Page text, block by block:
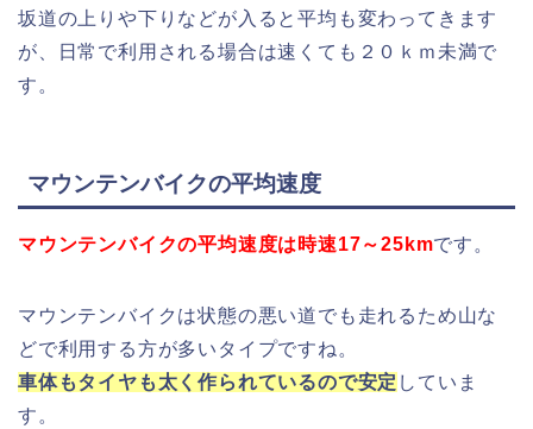
坂道の上りや下りなどが入ると平均も変わってきます
が、日常で利用される場合は速くても２０ｋｍ未満で
す。
マウンテンバイクの平均速度
マウンテンバイクの平均速度は時速17～25kmです。
マウンテンバイクは状態の悪い道でも走れるため山な
どで利用する方が多いタイプですね。
車体もタイヤも太く作られているので安定 していま
す。